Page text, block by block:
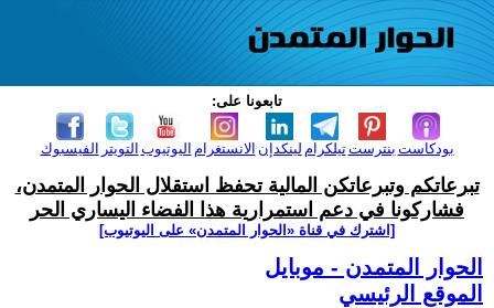
تابعونا على:
الفيسبوك التويتر اليوتيوب الانستغرام لينكدإن تيلكرامبنترست بودكاست
تبرعاتكم وتبرعاتكن المالية تحفظ استقلال الحوار المتمدن،
فشاركونا في دعم استمرارية هذا الفضاء اليساري الحر
[اشترك في قناة ‫«الحوار المتمدن» على اليوتيوب]
الحوار المتمدن - موبايل
الموقع الرئيسي